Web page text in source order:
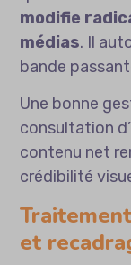
modifie
médias. Il
bande
Une bonne
consultation
contenu net
crédibilité
et